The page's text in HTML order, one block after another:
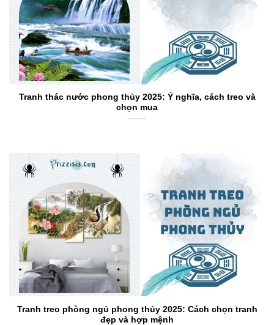
Tranh thác nước phong thủy 2025: Ý nghĩa, cách treo và
chọn mua
Tranh treo phòng ngủ phong thủy 2025: Cách chọn tranh
đẹp và hợp mệnh